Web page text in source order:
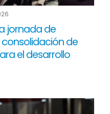
jornada de
de
el desarrollo